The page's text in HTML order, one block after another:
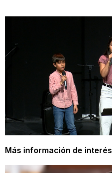
Más información de interés